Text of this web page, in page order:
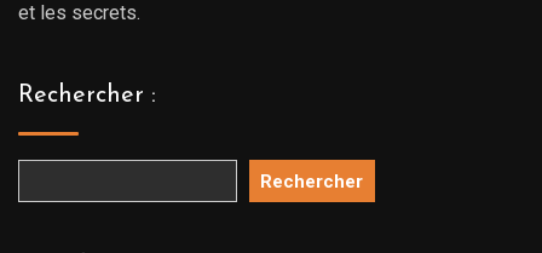
et les secrets.
Rechercher :
Rechercher